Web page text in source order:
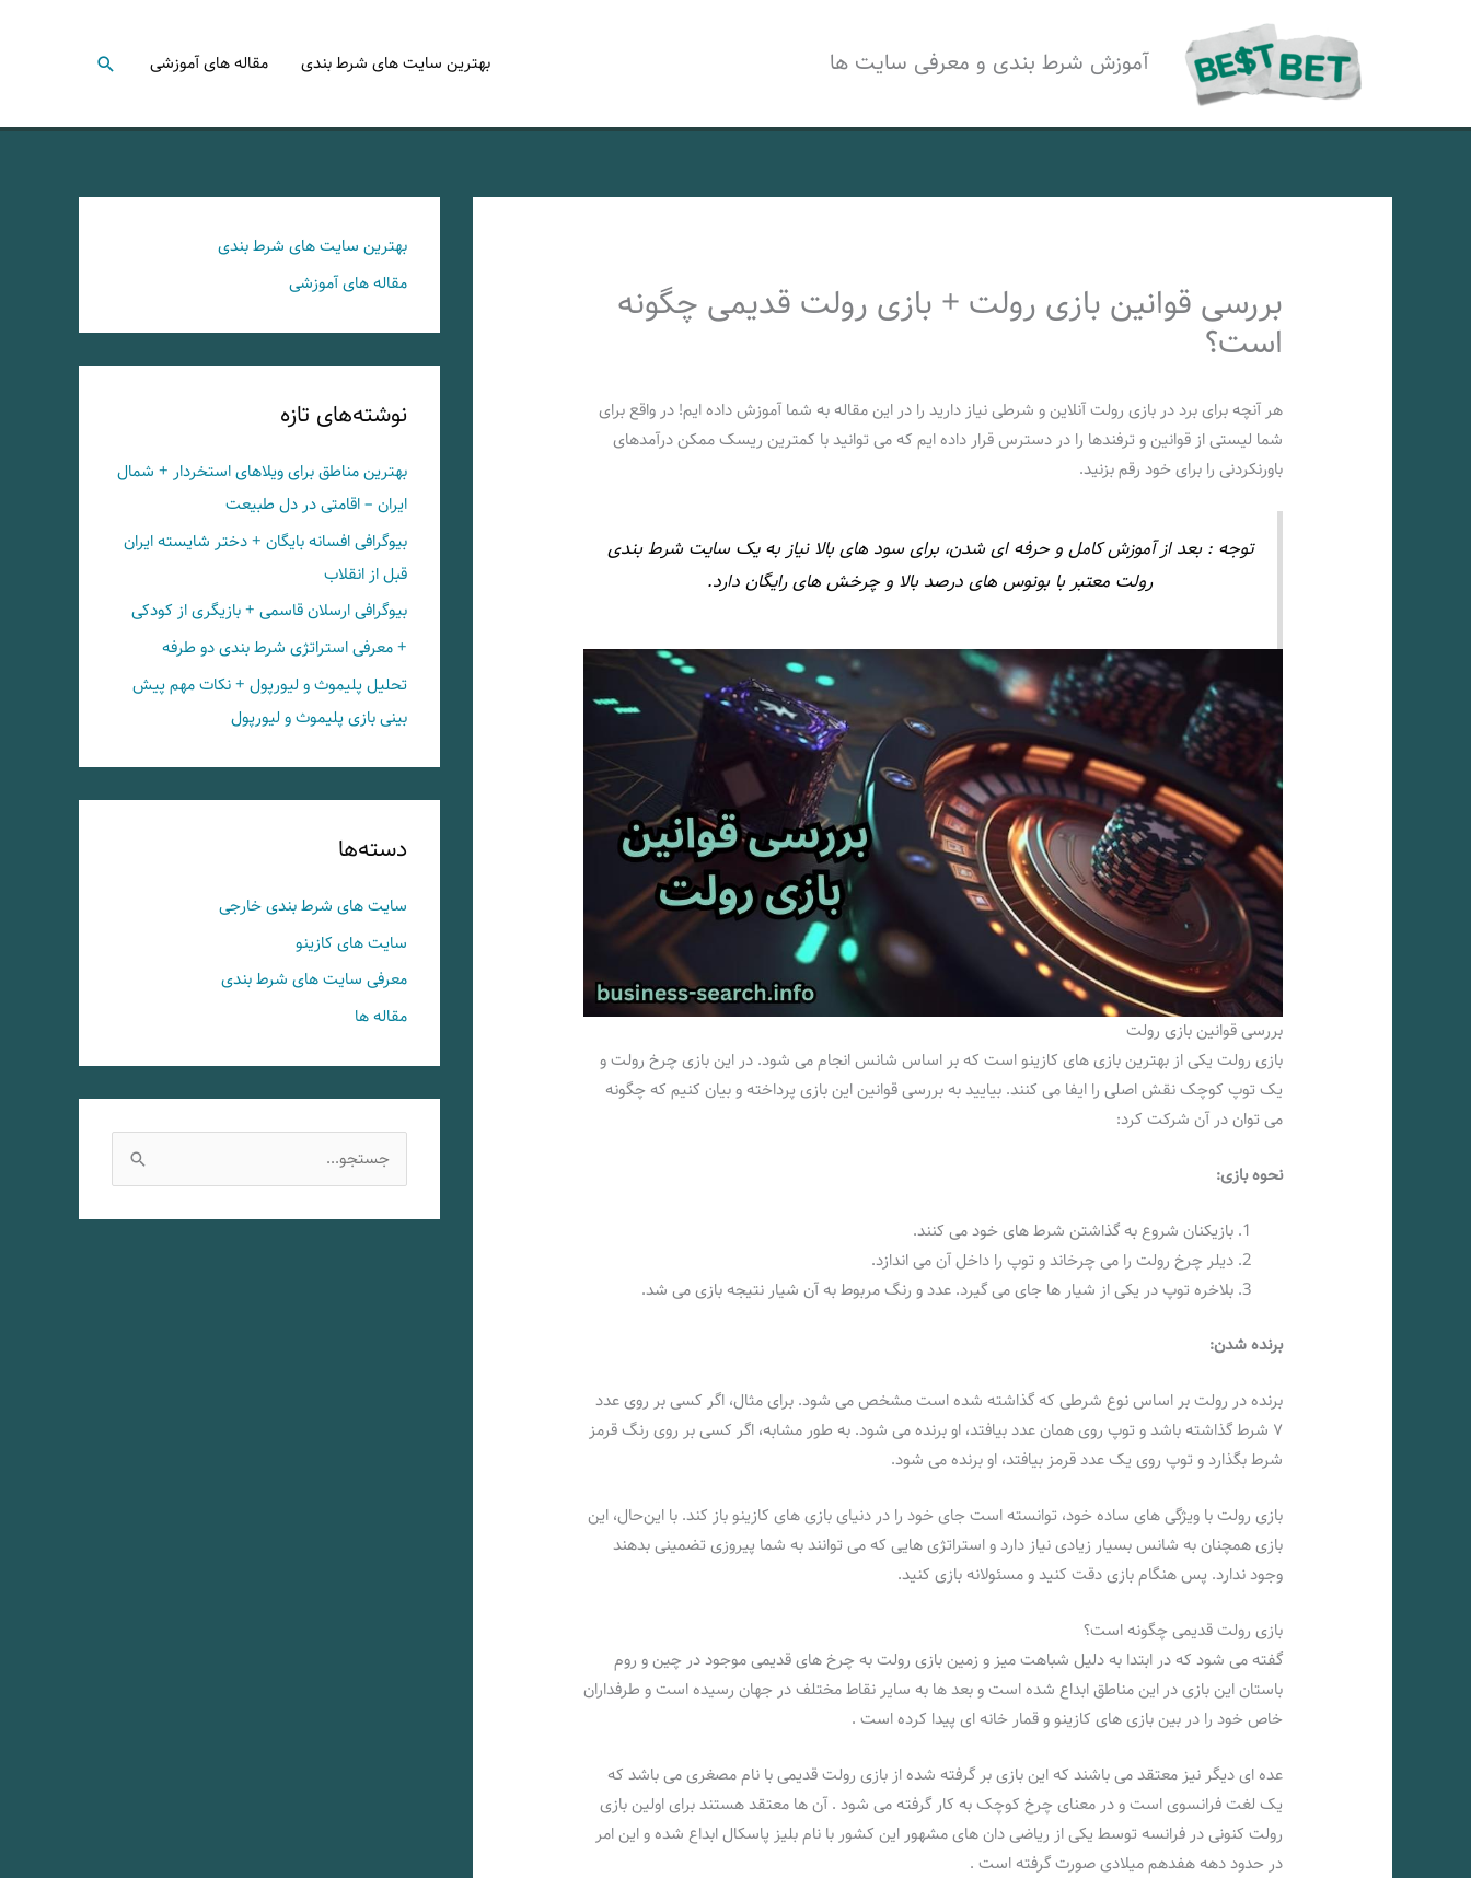
آموزش شرط بندی و معرفی سایت ها بهترین سایت های شرط بندی مقاله های آموزشی جستجو
بررسی قوانین بازی رولت + بازی رولت قدیمی چگونه
است؟
هر آنچه برای برد در بازی رولت آنلاین و شرطی نیاز دارید را در این مقاله به شما آموزش داده ایم! در واقع برای
شما لیستی از قوانین و ترفندها را در دسترس قرار داده ایم که می توانید با کمترین ریسک ممکن درآمدهای
باورنکردنی را برای خود رقم بزنید.
توجه : بعد از آموزش کامل و حرفه ای شدن، برای سود های بالا نیاز به یک سایت شرط بندی
رولت معتبر با بونوس های درصد بالا و چرخش های رایگان دارد.
بررسی قوانین بازی رولت
بازی رولت یکی از بهترین بازی‌ های کازینو است که بر اساس شانس انجام می‌ شود. در این بازی چرخ رولت و
یک توپ کوچک نقش اصلی را ایفا می‌ کنند. بیایید به بررسی قوانین این بازی پرداخته و بیان کنیم که چگونه
می‌ توان در آن شرکت کرد:
نحوه بازی:
بازیکنان شروع به گذاشتن شرط‌ های خود می‌ کنند.
دیلر چرخ رولت را می‌ چرخاند و توپ را داخل آن می‌ اندازد.
بلاخره توپ در یکی از شیار‌ ها جای می‌ گیرد. عدد و رنگ مربوط به آن شیار نتیجه بازی می‌ شد.
برنده شدن:
برنده در رولت بر اساس نوع شرطی که گذاشته شده است مشخص می‌ شود. برای مثال، اگر کسی بر روی عدد
۷ شرط گذاشته باشد و توپ روی همان عدد بیافتد، او برنده می‌ شود. به طور مشابه، اگر کسی بر روی رنگ قرمز
شرط بگذارد و توپ روی یک عدد قرمز بیافتد، او برنده می‌ شود.
بازی رولت با ویژگی‌ های ساده خود، توانسته است جای خود را در دنیای بازی‌ های کازینو باز کند. با این‌حال، این
بازی همچنان به شانس بسیار زیادی نیاز دارد و استراتژی‌ هایی که می‌ توانند به شما پیروزی تضمینی بدهند
وجود ندارد. پس هنگام بازی دقت کنید و مسئولانه بازی کنید.
بازی رولت قدیمی چگونه است؟
گفته می شود که در ابتدا به دلیل شباهت میز و زمین بازی رولت به چرخ های قدیمی موجود در چین و روم
باستان این بازی در این مناطق ابداع شده است و بعد ها به سایر نقاط مختلف در جهان رسیده است و طرفداران
خاص خود را در بین بازی های کازینو و قمار خانه ای پیدا کرده است .
عده‌ ای دیگر نیز معتقد می باشند که این بازی بر گرفته شده از بازی رولت قدیمی با نام مصغری می باشد که
یک لغت فرانسوی است و در معنای چرخ کوچک به کار گرفته می شود . آن ها معتقد هستند برای اولین بازی
رولت کنونی در فرانسه توسط یکی از ریاضی دان های مشهور این کشور با نام بلیز پاسکال ابداع شده و این امر
در حدود دهه هفدهم میلادی صورت گرفته است .
بهترین سایت های شرط بندی
مقاله های آموزشی
نوشته‌های تازه
بهترین مناطق برای ویلاهای استخردار + شمال
ایران – اقامتی در دل طبیعت
بیوگرافی افسانه بایگان + دختر شایسته ایران
قبل از انقلاب
بیوگرافی ارسلان قاسمی + بازیگری از کودکی
+ معرفی استراتژی شرط بندی دو طرفه
تحلیل پلیموث و لیورپول + نکات مهم پیش
بینی بازی پلیموث و لیورپول
دسته‌ها
سایت های شرط بندی خارجی
سایت های کازینو
معرفی سایت های شرط بندی
مقاله ها
س
ت